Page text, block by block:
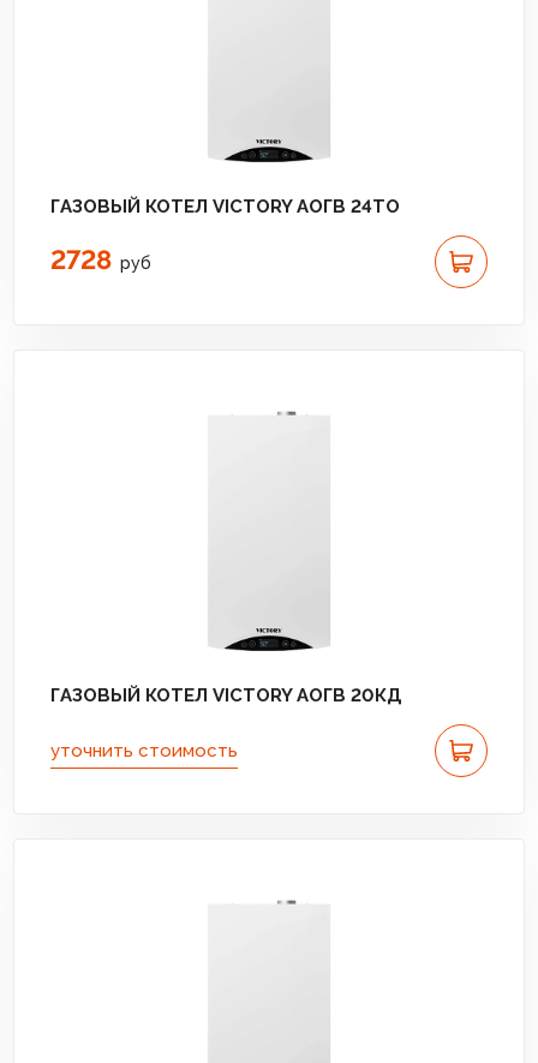
ГАЗОВЫЙ КОТЕЛ VICTORY АОГВ 24TО
2728 руб
ГАЗОВЫЙ КОТЕЛ VICTORY АОГВ 20КД
уточнить стоимость